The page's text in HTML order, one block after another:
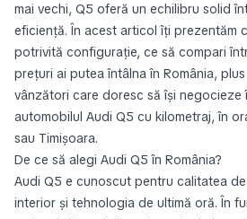
mai vechi, Q5 oferă un echilibru solid
eficiență. În acest articol îți prezentăm
potrivită configurație, ce să compari
prețuri ai putea întâlna în România,
vânzători care doresc să își negocieze
automobilul Audi Q5 cu kilometraj, în
sau Timișoara.
De ce să alegi Audi Q5 în România?
Audi Q5 e cunoscut pentru calitatea
interior și tehnologia de ultimă oră. În